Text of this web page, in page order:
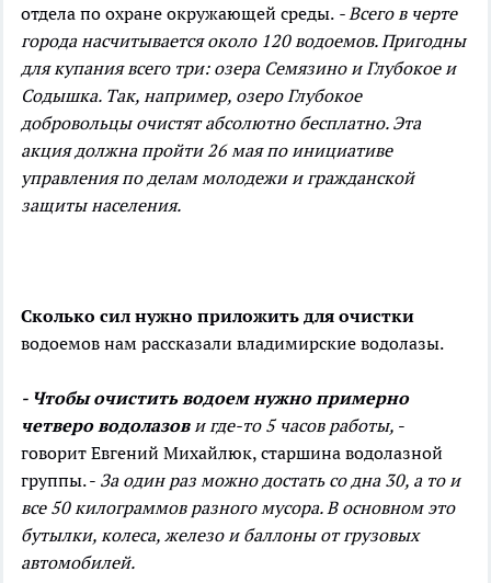
отдела по охране окружающей среды. - Всего в черте
города насчитывается около 120 водоемов. Пригодны
для купания всего три: озера Семязино и Глубокое и
Содышка. Так, например, озеро Глубокое
добровольцы очистят абсолютно бесплатно. Эта
акция должна пройти 26 мая по инициативе
управления по делам молодежи и гражданской
защиты населения.
Сколько сил нужно приложить для очистки
водоемов нам рассказали владимирские водолазы.
- Чтобы очистить водоем нужно примерно
четверо водолазов и где-то 5 часов работы, -
говорит Евгений Михайлюк, старшина водолазной
группы. - За один раз можно достать со дна 30, а то и
все 50 килограммов разного мусора. В основном это
бутылки, колеса, железо и баллоны от грузовых
автомобилей.